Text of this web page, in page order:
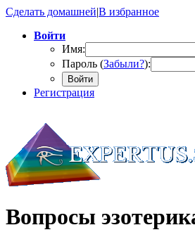
Сделать домашней|В избранное
Войти
Имя:
Пароль (Забыли?):
Войти
Регистрация
Вопросы